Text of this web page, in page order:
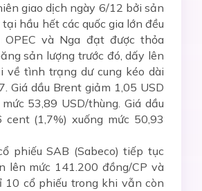
giao dịch ngày 6/12 bởi sản
hầu hết các quốc gia lớn đều
và Nga đạt được thỏa
sản lượng trước đó, dấy lên
về tình trạng dư cung kéo dài
Giá dầu Brent giảm 1,05 USD
53,89 USD/thùng. Giá dầu
(1,7%) xuống mức 50,93
phiếu SAB (Sabeco) tiếp tục
lên mức 141.200 đồng/CP và
10 cổ phiếu trong khi vẫn còn